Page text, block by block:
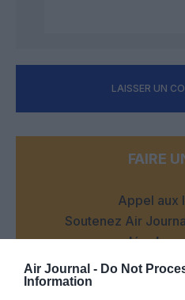
Air Journal - Do Not
Information
LAISSER UN
FAIRE
Appel aux
Soutenez Air